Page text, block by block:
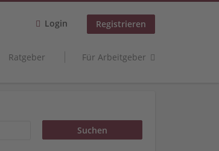
Login Registrieren
Ratgeber Für Arbeitgeber